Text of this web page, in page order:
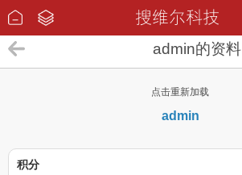
admin的资料
点击重新加载
admin
积分